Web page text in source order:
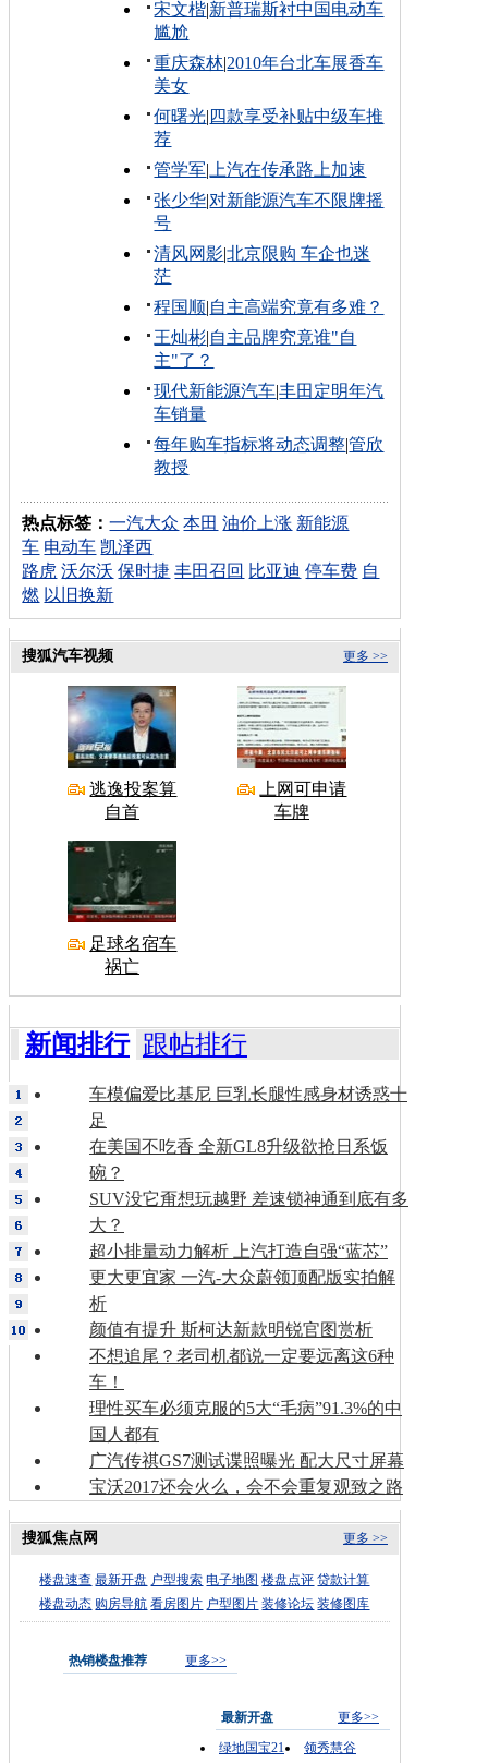
宋文楷|新普瑞斯衬中国电动车
尴尬
重庆森林|2010年台北车展香车
美女
何曙光| 四款享受补贴中级车推
荐
管学军| 上汽在传承路上加速
张少华|对新能源汽车不限牌摇
号
清风网影|北京限购 车企也迷
茫
程国顺|自主高端究竟有多难？
王灿彬|自主品牌究竟谁"自
主"了？
现代新能源汽车|丰田定明年汽
车销量
每年购车指标将动态调整|管欣
教授
热点标签：一汽大众 本田 油价上涨 新能源
车 电动车 凯泽西
路虎 沃尔沃 保时捷 丰田召回 比亚迪 停车费 自
燃 以旧换新
更多 >>
搜狐汽车视频
逃逸投案算
自首
上网可申请
车牌
足球名宿车
祸亡
新闻排行 跟帖排行
车模偏爱比基尼 巨乳长腿性感身材诱惑十
足
在美国不吃香 全新GL8升级欲抢日系饭
碗？
SUV没它甭想玩越野 差速锁神通到底有多
大？
超小排量动力解析 上汽打造自强“蓝芯”
更大更宜家 一汽-大众蔚领顶配版实拍解
析
颜值有提升 斯柯达新款明锐官图赏析
不想追尾？老司机都说一定要远离这6种
车！
理性买车必须克服的5大“毛病”91.3%的中
国人都有
广汽传祺GS7测试谍照曝光 配大尺寸屏幕
宝沃2017还会火么，会不会重复观致之路
更多 >>
搜狐焦点网
楼盘速查 最新开盘 户型搜索 电子地图 楼盘点评 贷款计算
楼盘动态 购房导航 看房图片 户型图片 装修论坛 装修图库
热销楼盘推荐 更多>>
最新开盘
更多>>
绿地国宝21
领秀慧谷